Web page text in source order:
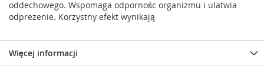
oddechowego. Wspomaga odpornośc organizmu i ulatwia
odprezenie. Korzystny efekt wynikają
Więcej informacji